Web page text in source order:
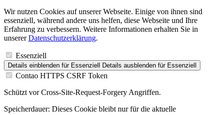
Wir nutzen Cookies auf unserer Webseite. Einige von ihnen sind
essenziell, während andere uns helfen, diese Webseite und Ihre
Erfahrung zu verbessern. Weitere Informationen erhalten Sie in
unsererDatenschutzerklärung.
Essenziell
Details einblenden für Essenziell Details ausblenden für Essenziell
Contao HTTPS CSRF Token
Schützt vor Cross-Site-Request-Forgery Angriffen.
Speicherdauer: Dieses Cookie bleibt nur für die aktuelle